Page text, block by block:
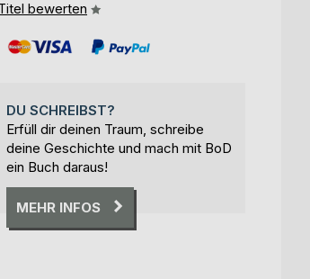
bewerten
DU SCHREIBST?
Erfüll dir deinen Traum, schreibe
deine Geschichte und mach mit BoD
ein Buch daraus!
MEHR INFOS